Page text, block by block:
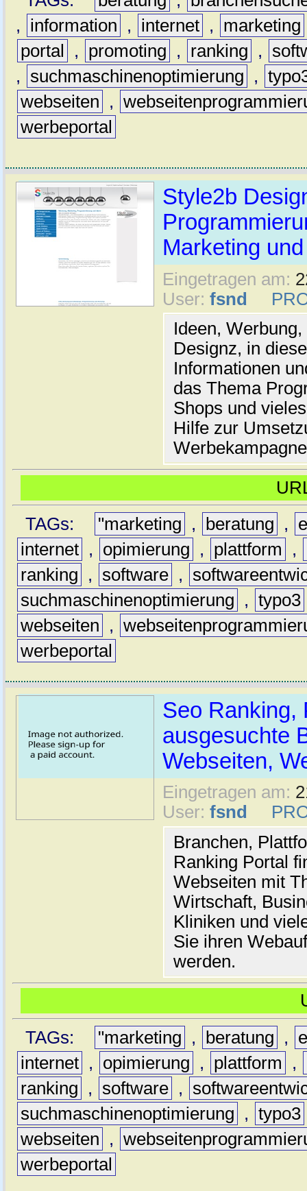
,
information , internet , marketing
portal
, promoting , ranking ,
,
suchmaschinenoptimierung ,
webseiten
,
werbeportal
Style2b
Marketing
Eingetragen am:
User: fsnd
Ideen,
Designz, in
Informationen
das Thema
Shops und
Hilfe zur
TAGs:
"marketing , beratung ,
internet , opimierung , plattform ,
ranking
, software ,
suchmaschinenoptimierung
, typo3
webseiten
,
werbeportal
Seo Ranking,
ausgesuchte
Webseiten,
Eingetragen am:
User: fsnd
Branchen,
Ranking Portal
Webseiten mit
Wirtschaft,
Kliniken und
Sie ihren
werden.
TAGs:
"marketing , beratung ,
internet , opimierung , plattform ,
ranking
, software ,
suchmaschinenoptimierung
, typo3
webseiten
,
werbeportal